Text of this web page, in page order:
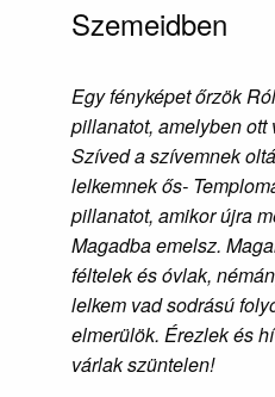
Szemeidben
Egy fényképet őrzök
pillanatot, amelyben ott
Szíved a szívemnek
lelkemnek ős-
pillanatot, amikor újra
Magadba emelsz.
féltelek és óvlak,
lelkem vad sodrású
elmerülök. Érezlek és
várlak szüntelen!